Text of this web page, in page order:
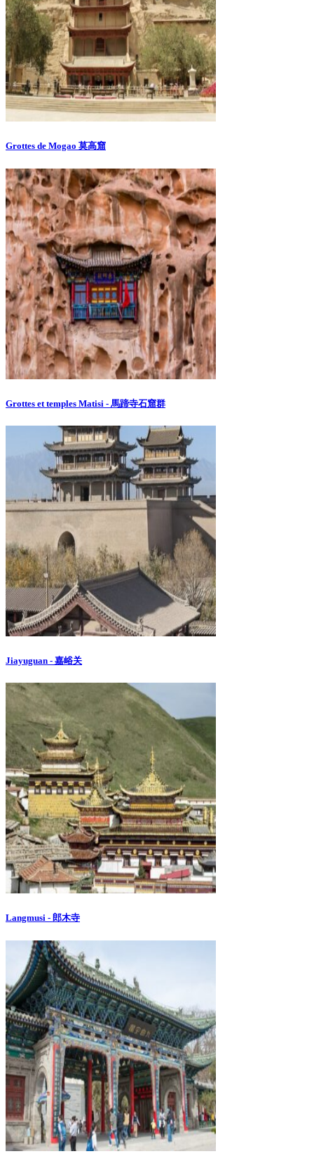
Grottes de Mogao 莫高窟
Grottes et temples Matisi - 馬蹄寺石窟群
Jiayuguan - 嘉峪关
Langmusi - 郎木寺